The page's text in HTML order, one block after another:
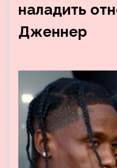
наладить
Дженнер